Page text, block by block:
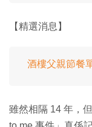
【精選消息】
酒樓父親節餐
雖然相隔 14 年，